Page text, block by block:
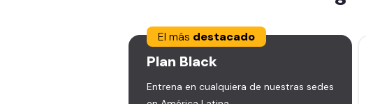
El más destacado
Plan Black
Entrena en cualquiera de nuestras sedes